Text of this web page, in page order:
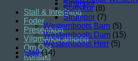
Strumpor
Stall & Inredning
Foder
Presentkort
Vildmarkscamping
Om Oss
Kontakt
Stallskor (8)
Strumpor (7)
Westernboots Barn (5)
Westernboots Dam (15)
Westernboots Herr (5)
Stall (14)